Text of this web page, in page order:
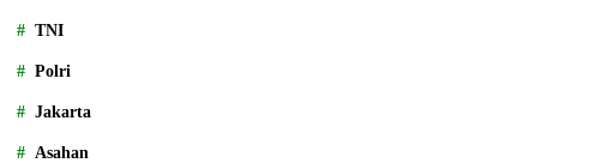
TNI
Polri
Jakarta
Asahan